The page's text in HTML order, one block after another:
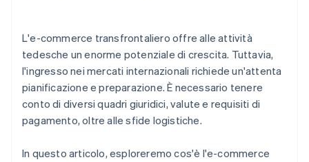
Ottimizzare la logistica
Localizzare la comunicazione
L'e-commerce transfrontaliero offre alle attività
tedesche un enorme potenziale di crescita. Tuttavia,
l'ingresso nei mercati internazionali richiede un'attenta
pianificazione e preparazione. È necessario tenere
conto di diversi quadri giuridici, valute e requisiti di
pagamento, oltre alle sfide logistiche.
In questo articolo, esploreremo cos'è l'e-commerce